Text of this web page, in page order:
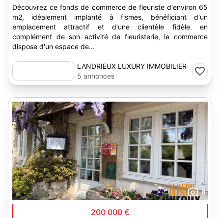
Découvrez ce fonds de commerce de fleuriste d'environ 65
m2, idéalement implanté à fismes, bénéficiant d'un
emplacement attractif et d'une clientèle fidèle. en
complément de son activité de fleuristerie, le commerce
dispose d'un espace de...
LANDRIEUX LUXURY IMMOBILIER
5 annonces
8
200 000 €